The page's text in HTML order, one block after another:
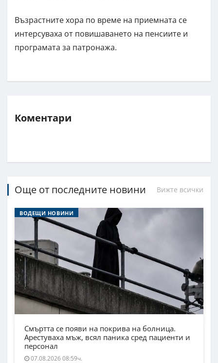
Възрастните хора по време на приемната се
интерсуваха от повишаването на пенсиите и
програмата за патронажа.
Коментари
Още от последните новини Вижте всички
ВОДЕЩИ НОВИНИ
Смъртта се появи на покрива на болница.
Арестуваха мъж, всял паника сред пациенти и
персонал
07.08.2026 08:59ч.